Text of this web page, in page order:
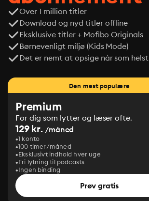
Over 1 million titler
Download og nyd titler offline
Eksklusive titler + Mofibo Originals
Børnevenligt miljø (Kids Mode)
Det er nemt at opsige når som helst
Den mest populære
Premium
For dig som lytter og læser ofte.
129 kr. /måned
1 konto
100 timer/måned
Eksklusivt indhold hver uge
Fri lytning til podcasts
Ingen binding
Prøv gratis